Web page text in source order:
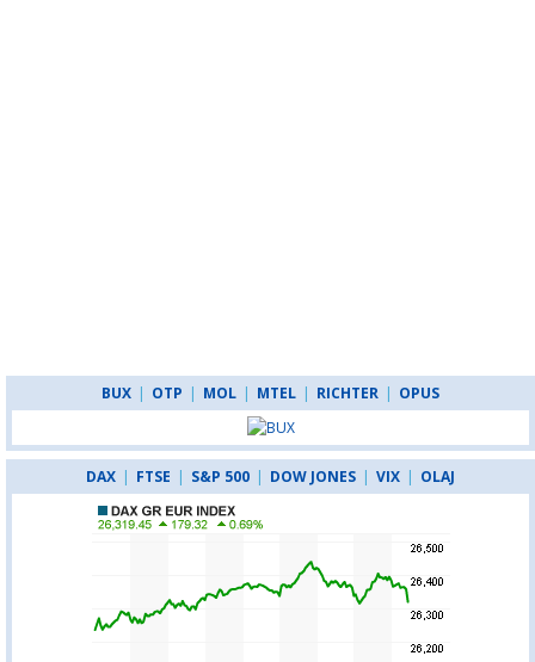
BUX | OTP | MOL | MTEL | RICHTER | OPUS
DAX | FTSE | S&P 500 | DOW JONES | VIX | OLAJ